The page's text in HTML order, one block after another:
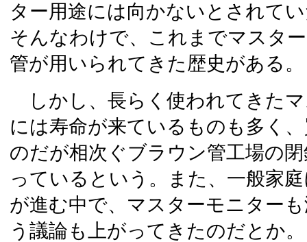
ター用途には向かないとされて
そんなわけで、これまでマスタ
管が用いられてきた歴史がある。
しかし、長らく使われてきた
には寿命が来ているものも多く
のだが相次ぐブラウン管工場の
っているという。また、一般家
が進む中で、マスターモニター
う議論も上がってきたのだとか。